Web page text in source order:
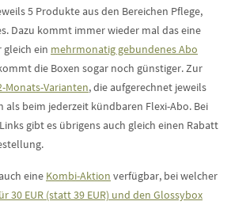
5 Produkte aus den Bereichen Pflege,
Dazu kommt immer wieder mal das eine
gleich ein mehrmonatig gebundenes Abo
die Boxen sogar noch günstiger. Zur
Monats-Varianten, die aufgerechnet jeweils
beim jederzeit kündbaren Flexi-Abo. Bei
gibt es übrigens auch gleich einen Rabatt
eine Kombi-Aktion verfügbar, bei welcher
30 EUR (statt 39 EUR) und den Glossybox